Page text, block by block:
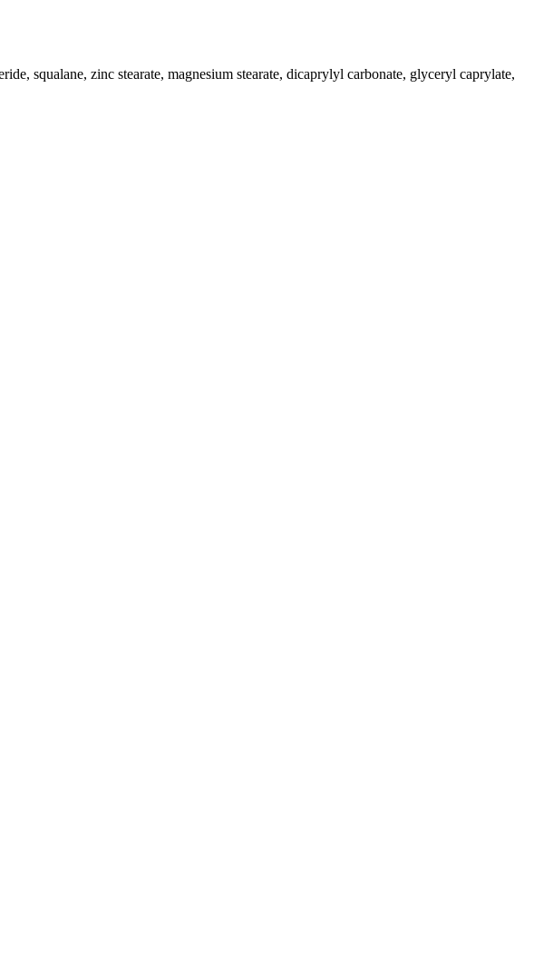
squalane, zinc stearate, magnesium stearate, dicaprylyl carbonate, glyceryl caprylate,